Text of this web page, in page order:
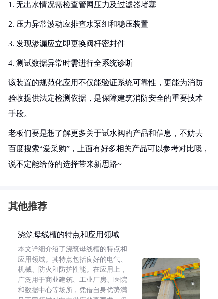
1. 无出水情况需检查管网压力及过滤器堵塞
2. 压力异常波动应排查水泵组和稳压装置
3. 发现渗漏应立即更换阀杆密封件
4. 测试数据异常时需进行全系统诊断
该装置的规范化应用不仅能验证系统可靠性，更能为消防
验收提供法定检测依据，是保障建筑消防安全的重要技术
手段。
老板们要是想了解更多关于试水阀的产品和信息，不妨去
百度搜索“爱采购”，上面有好多相关产品可以参考对比哦，
说不定能给你的选择带来新思路~
其他推荐
浇筑母线槽的特点和应用领域
本文详细介绍了浇筑母线槽的特点和
应用领域。其特点包括良好的电气、
机械、防火和防护性能。在应用上，
广泛用于商业建筑、工业厂房、医院
和数据中心等场所，凭借自身优势满